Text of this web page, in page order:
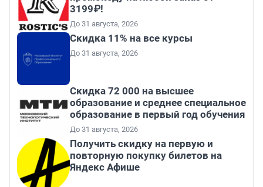
3199₽!
До 31 августа, 2026
Скидка 11% на все курсы
До 31 августа, 2026
Скидка 72 000 на высшее
образование и среднее специальное
образование в первый год обучения
До 31 августа, 2026
Получить скидку на первую и
повторную покупку билетов на
Яндекс Афише